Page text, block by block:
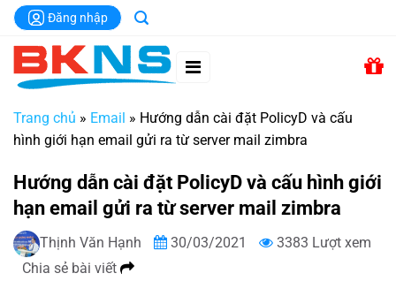
Chuyển
đến
dung
Đăng nhập
Trang chủ » Email » Hướng dẫn cài đặt PolicyD và cấu
hình giới hạn email gửi ra từ server mail zimbra
Hướng dẫn cài đặt PolicyD và cấu hình giới
hạn email gửi ra từ server mail zimbra
Thịnh Văn Hạnh 30/03/2021
3383 Lượt xem
Chia sẻ bài viết